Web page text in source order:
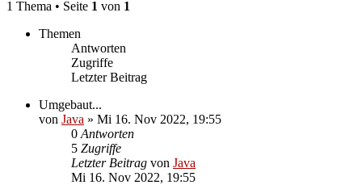
1 Thema • Seite 1 von 1
Themen
Antworten
Zugriffe
Letzter Beitrag
Umgebaut...
von Java » Mi 16. Nov 2022, 19:55
0 Antworten
5 Zugriffe
Letzter Beitrag von Java
Mi 16. Nov 2022, 19:55